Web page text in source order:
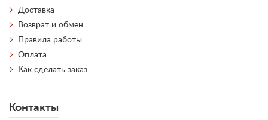
Доставка
Возврат и обмен
Правила работы
Оплата
Как сделать заказ
Контакты